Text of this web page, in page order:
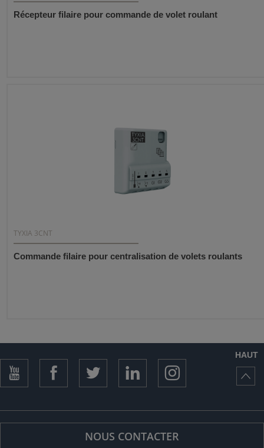
Récepteur filaire pour commande de volet roulant
TYXIA 3CNT
Commande filaire pour centralisation de volets roulants
HAUT
NOUS CONTACTER